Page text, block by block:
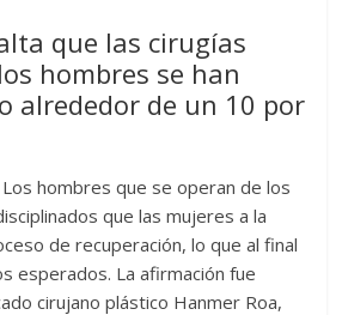
b
o
o
k
e
n
g
p
e
gr
a
m
g
e
que las cirugías
hombres se han
alrededor de un 10 por
Los hombres que se operan de los
que las mujeres a la
de recuperación, lo que al final
esperados. La afirmación fue
cirujano plástico Hanmer Roa,